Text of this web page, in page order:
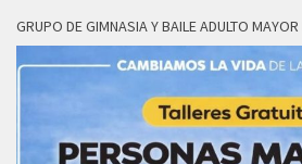
GRUPO DE GIMNASIA Y BAILE ADULTO